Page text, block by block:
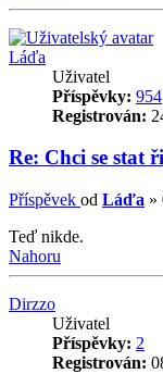
Láďa
Uživatel
Příspěvky: 954
Registrován:
Re: Chci se stat
Příspěvek od Láďa »
Teď nikde.
Nahoru
Dirzzo
Uživatel
Příspěvky: 2
Registrován: